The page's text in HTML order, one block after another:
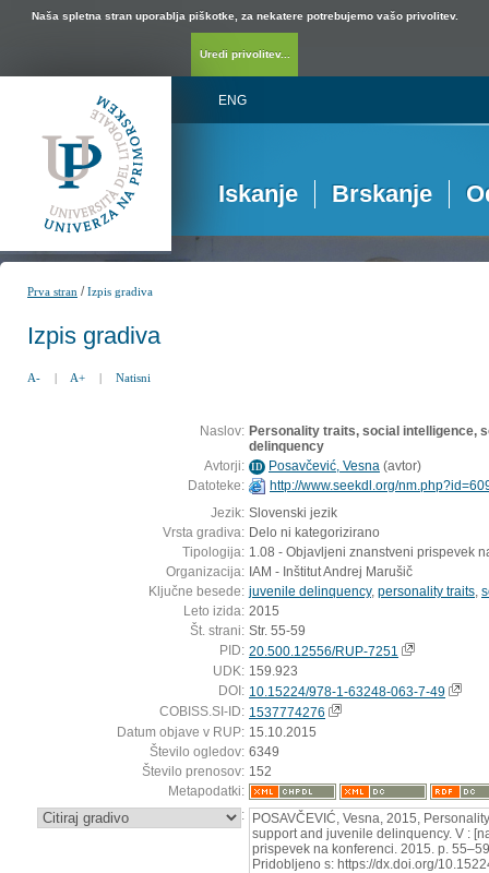
Naša spletna stran uporablja piškotke, za nekatere potrebujemo vašo privolitev.
Uredi privolitev...
ENG
Iskanje Brskanje
Prva stran /Izpis gradiva
Izpis gradiva
A- | A+ | Natisni
Naslov: Personality traits, social intelligence,
delinquency
Avtorji: ID Posavčević, Vesna (avtor)
Datoteke:
http://www.seekdl.org/
Jezik: Slovenski jezik
Vrsta gradiva: Delo ni kategorizirano
Tipologija: 1.08 - Objavljeni znanstveni prispevek
Organizacija: IAM - Inštitut Andrej Marušič
Ključne besede: juvenile delinquency, personality traits
Leto izida: 2015
Št. strani: Str. 55-59
PID: 20.500.12556/RUP-7251
UDK: 159.923
DOI: 10.15224/978-1-63248-063-7-49
COBISS.SI-ID: 1537774276
Datum objave v RUP: 15.10.2015
Število ogledov: 6349
Število prenosov: 152
Metapodatki:
: POSAVČEVIĆ, Vesna, 2015,
support and juvenile delinquency. V :
prispevek na konferenci. 2015. p.
Pridobljeno s: https://dx.doi.org/